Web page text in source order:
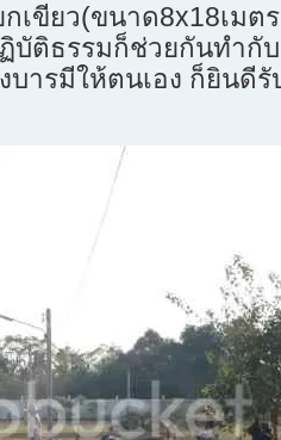
เขียว(ขนาด8x18เมต
ติธรรมก็ช่วยกันทำกั
ารมีให้ตนเอง ก็ยินดี